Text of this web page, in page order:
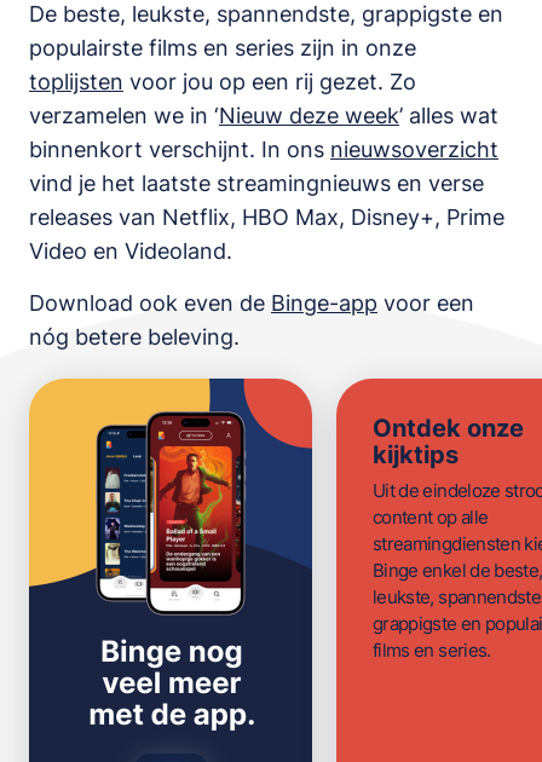
De beste, leukste, spannendste, grappigste en
populairste films en series zijn in onze
toplijsten voor jou op een rij gezet. Zo
verzamelen we in ‘Nieuw deze week’ alles wat
binnenkort verschijnt. In ons nieuwsoverzicht
vind je het laatste streamingnieuws en verse
releases van Netflix, HBO Max, Disney+, Prime
Video en Videoland.
Download ook even de Binge-app voor een
nóg betere beleving.
Ontdek onze
kijktips
Uit de eindeloze
content op alle
streamingdiensten
Binge enkel de beste,
leukste,
grappigste en
films en series.